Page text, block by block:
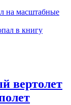
на масштабные
в книгу
вертолет